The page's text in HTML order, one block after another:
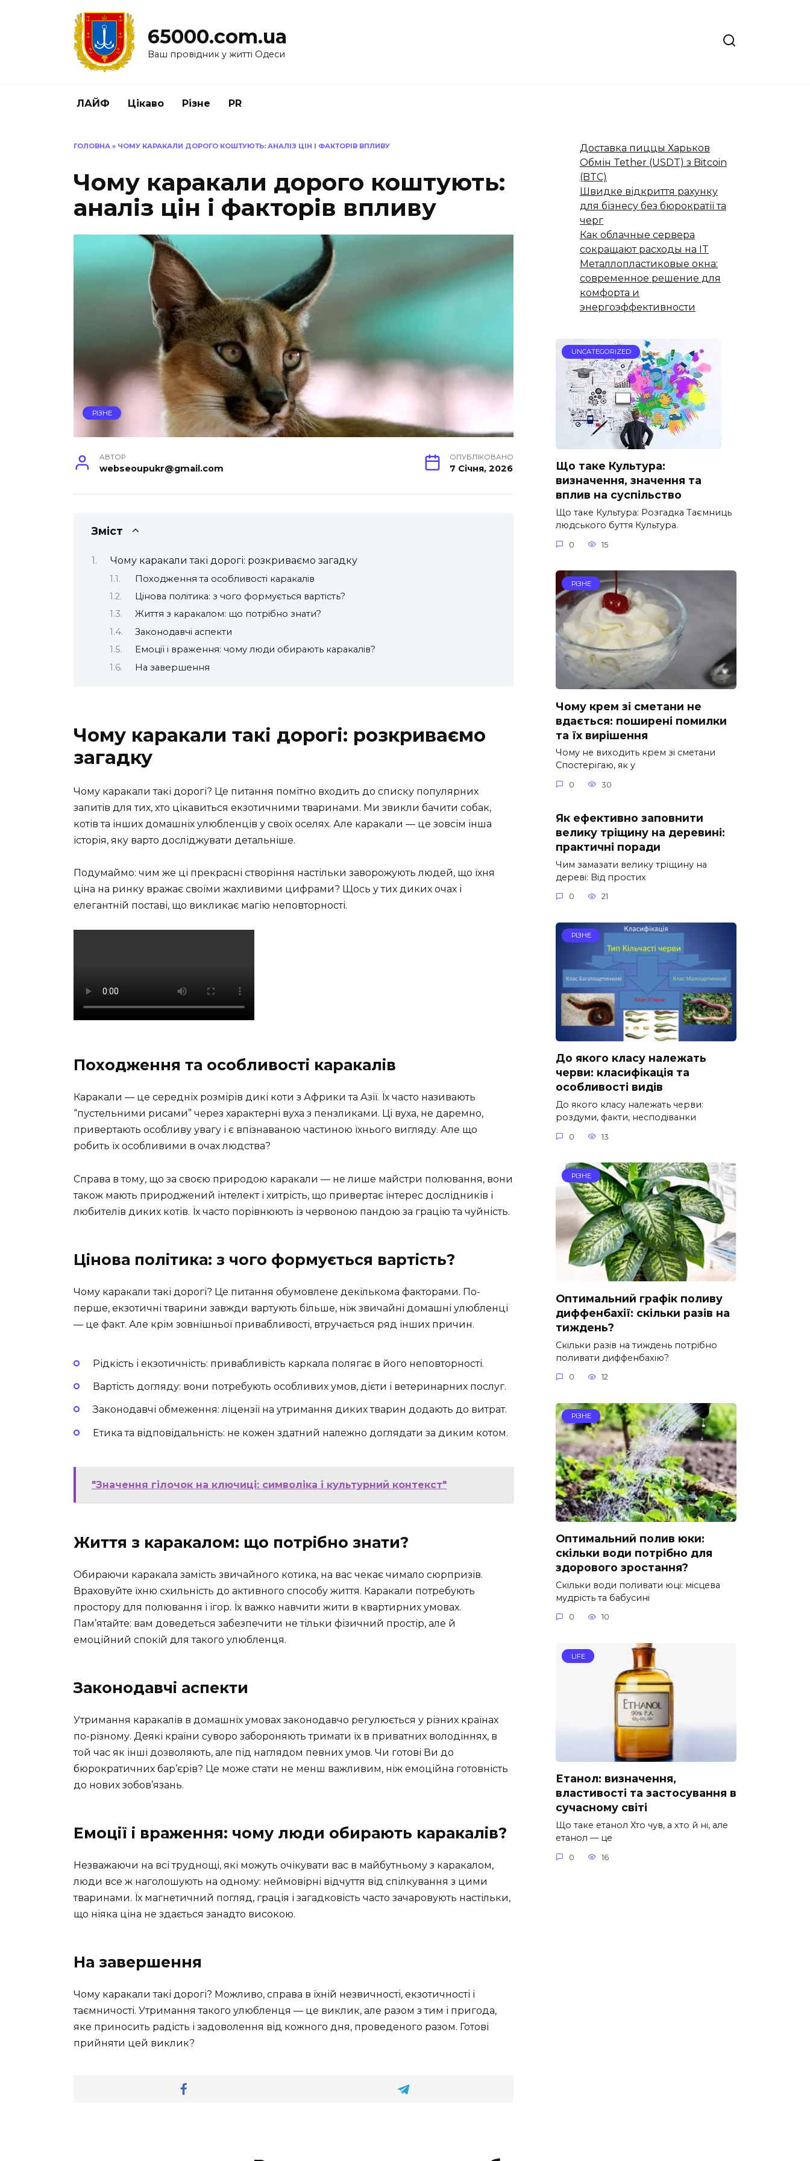
65000.com.ua
Ваш провідник у житті Одеси
ЛАЙФ Цікаво Різне PR
ГОЛОВНА » ЧОМУ КАРАКАЛИ ДОРОГО КОШТУЮТЬ: АНАЛІЗ ЦІН І ФАКТОРІВ ВПЛИВУ
Чому каракали дорого коштують:
аналіз цін і факторів впливу
РІЗНЕ
АВТОР
webseoupukr@gmail.com
ОПУБЛІКОВАНО
7 Січня, 2026
Зміст
Чому каракали такі дорогі: розкриваємо загадку
Походження та особливості каракалів
Цінова політика: з чого формується вартість?
Життя з каракалом: що потрібно знати?
Законодавчі аспекти
Емоції і враження: чому люди обирають каракалів?
На завершення
Чому каракали такі дорогі: розкриваємо
загадку
Чому каракали такі дорогі? Це питання помітно входить до списку популярних
запитів для тих, хто цікавиться екзотичними тваринами. Ми звикли бачити собак,
котів та інших домашніх улюбленців у своїх оселях. Але каракали — це зовсім інша
історія, яку варто досліджувати детальніше.
Подумаймо: чим же ці прекрасні створіння настільки заворожують людей, що їхня
ціна на ринку вражає своїми жахливими цифрами? Щось у тих диких очах і
елегантній поставі, що викликає магію неповторності.
Походження та особливості каракалів
Каракали — це середніх розмірів дикі коти з Африки та Азії. Їх часто називають
“пустельними рисами” через характерні вуха з пензликами. Ці вуха, не даремно,
привертають особливу увагу і є впізнаваною частиною їхнього вигляду. Але що
робить їх особливими в очах людства?
Справа в тому, що за своєю природою каракали — не лише майстри полювання, вони
також мають природжений інтелект і хитрість, що привертає інтерес дослідників і
любителів диких котів. Їх часто порівнюють із червоною пандою за грацію та чуйність.
Цінова політика: з чого формується вартість?
Чому каракали такі дорогі? Це питання обумовлене декількома факторами. По-
перше, екзотичні тварини завжди вартують більше, ніж звичайні домашні улюбленці
— це факт. Але крім зовнішньої привабливості, втручається ряд інших причин.
Рідкість і екзотичність: привабливість каркала полягає в його неповторності.
Вартість догляду: вони потребують особливих умов, дієти і ветеринарних послуг.
Законодавчі обмеження: ліцензії на утримання диких тварин додають до витрат.
Етика та відповідальність: не кожен здатний належно доглядати за диким котом.
"Значення гілочок на ключиці: символіка і культурний контекст"
Життя з каракалом: що потрібно знати?
Обираючи каракала замість звичайного котика, на вас чекає чимало сюрпризів.
Враховуйте їхню схильність до активного способу життя. Каракали потребують
простору для полювання і ігор. Їх важко навчити жити в квартирних умовах.
Пам’ятайте: вам доведеться забезпечити не тільки фізичний простір, але й
емоційний спокій для такого улюбленця.
Законодавчі аспекти
Утримання каракалів в домашніх умовах законодавчо регулюється у різних країнах
по-різному. Деякі країни суворо забороняють тримати їх в приватних володіннях, в
той час як інші дозволяють, але під наглядом певних умов. Чи готові Ви до
бюрократичних бар’єрів? Це може стати не менш важливим, ніж емоційна готовність
до нових зобов’язань.
Емоції і враження: чому люди обирають каракалів?
Незважаючи на всі труднощі, які можуть очікувати вас в майбутньому з каракалом,
люди все ж наголошують на одному: неймовірні відчуття від спілкування з цими
тваринами. Їх магнетичний погляд, грація і загадковість часто зачаровують настільки,
що ніяка ціна не здається занадто високою.
На завершення
Чому каракали такі дорогі? Можливо, справа в їхній незвичності, екзотичності і
таємничості. Утримання такого улюбленця — це виклик, але разом з тим і пригода,
яке приносить радість і задоволення від кожного дня, проведеного разом. Готові
прийняти цей виклик?
Доставка пиццы Харьков
Обмін Tether (USDT) з Bitcoin
(BTC)
Швидке відкриття рахунку
для бізнесу без бюрократії та
черг
Как облачные сервера
сокращают расходы на IT
Металлопластиковые окна:
современное решение для
комфорта и
энергоэффективности
UNCATEGORIZED
Що таке Культура:
визначення, значення та
вплив на суспільство
Що таке Культура: Розгадка Таємниць
людського буття Культура.
0 15
РІЗНЕ
Чому крем зі сметани не
вдається: поширені помилки
та їх вирішення
Чому не виходить крем зі сметани
Спостерігаю, як у
0 30
Як ефективно заповнити
велику тріщину на деревині:
практичні поради
Чим замазати велику тріщину на
дереві: Від простих
0 21
РІЗНЕ
До якого класу належать
черви: класифікація та
особливості видів
До якого класу належать черви:
роздуми, факти, несподіванки
0 13
РІЗНЕ
Оптимальний графік поливу
диффенбахії: скільки разів на
тиждень?
Скільки разів на тиждень потрібно
поливати диффенбахію?
0 12
РІЗНЕ
Оптимальний полив юки:
скільки води потрібно для
здорового зростання?
Скільки води поливати юці: місцева
мудрість та бабусині
0 10
LIFE
Етанол: визначення,
властивості та застосування в
сучасному світі
Що таке етанол Хто чув, а хто й ні, але
етанол — це
0 16